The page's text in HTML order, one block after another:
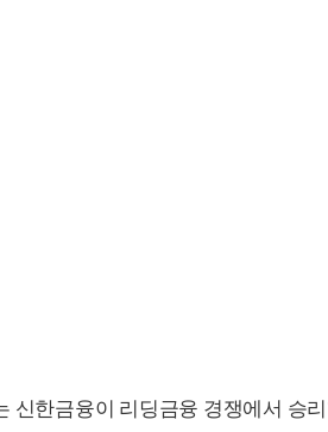
신한금융이 리딩금융 경쟁에서 승